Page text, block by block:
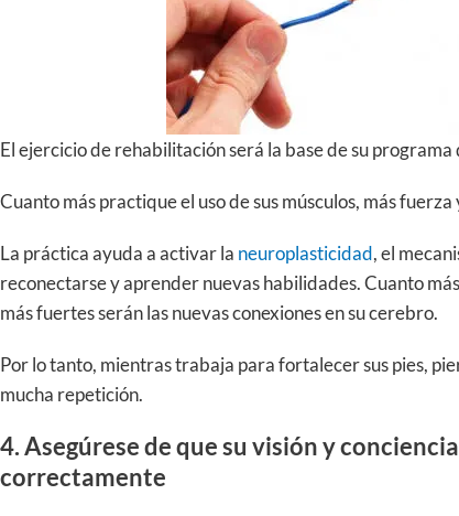
El ejercicio de rehabilitación será la base de su
Cuanto más practique el uso de sus músculos, más
La práctica ayuda a activar la neuroplasticidad, el
reconectarse y aprender nuevas habilidades. Cuanto
más fuertes serán las nuevas conexiones en su cerebro.
Por lo tanto, mientras trabaja para fortalecer sus pies,
mucha repetición.
4. Asegúrese de que su visión y
correctamente